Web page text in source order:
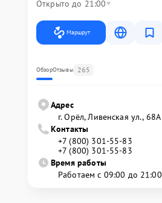
Открыто до 21:00
Маршрут
ОбзорОтзывы 265
Адрес
г. Орёл, Ливенская ул., 68А
Контакты
+7 (800) 301-55-83
+7 (800) 301-55-83
Время работы
Работаем с 09:00 до 21:00